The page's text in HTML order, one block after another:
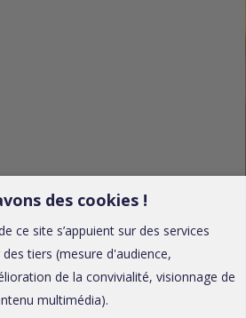
des cookies !
ce site s’appuient sur des services
tiers (mesure d'audience,
de la convivialité, visionnage de
multimédia).